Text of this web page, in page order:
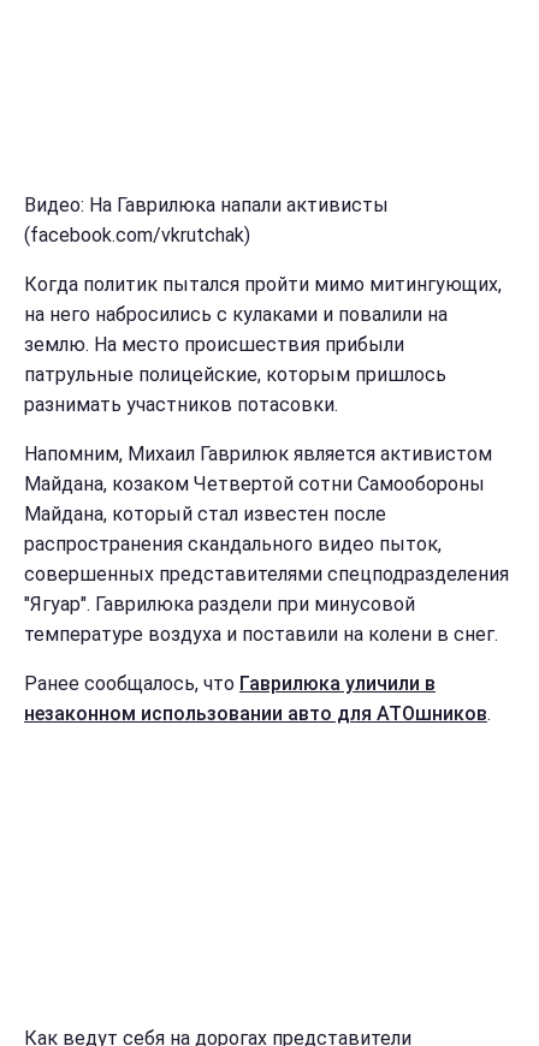
Видео: На Гаврилюка напали активисты
(facebook.com/vkrutchak)
Когда политик пытался пройти мимо митингующих,
на него набросились с кулаками и повалили на
землю. На место происшествия прибыли
патрульные полицейские, которым пришлось
разнимать участников потасовки.
Напомним, Михаил Гаврилюк является активистом
Майдана, козаком Четвертой сотни Самообороны
Майдана, который стал известен после
распространения скандального видео пыток,
совершенных представителями спецподразделения
"Ягуар". Гаврилюка раздели при минусовой
температуре воздуха и поставили на колени в снег.
Ранее сообщалось, что Гаврилюка уличили в
незаконном использовании авто для АТОшников.
Как ведут себя на дорогах представители